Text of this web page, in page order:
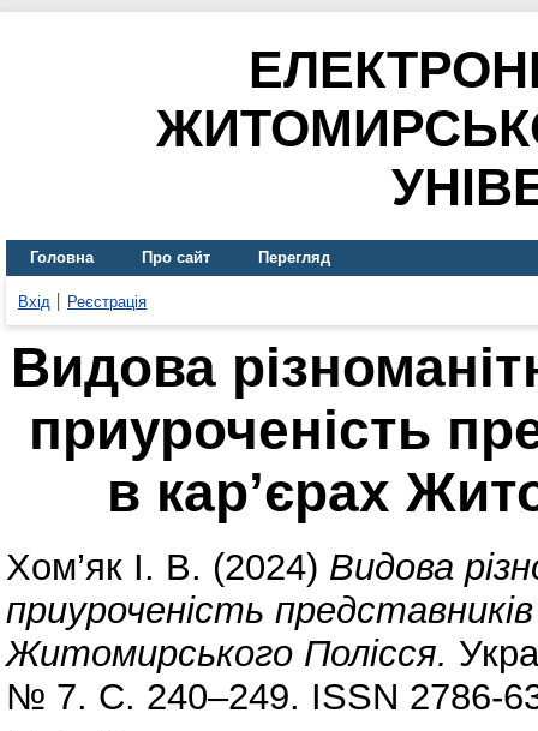
Головна Про сайт Перегляд
Вхід Реєстрація
Видова
приуроченість
в кар’єрах
Хом’як І. В. (2024) Видова
приуроченість
Житомирського Полісся.
№ 7. С. 240–249. ISSN 2786-